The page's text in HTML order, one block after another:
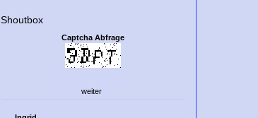
Shoutbox
Captcha Abfrage